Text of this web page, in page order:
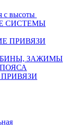
с высоты
СИСТЕМЫ
ПРИВЯЗИ
ЗАЖИМЫ